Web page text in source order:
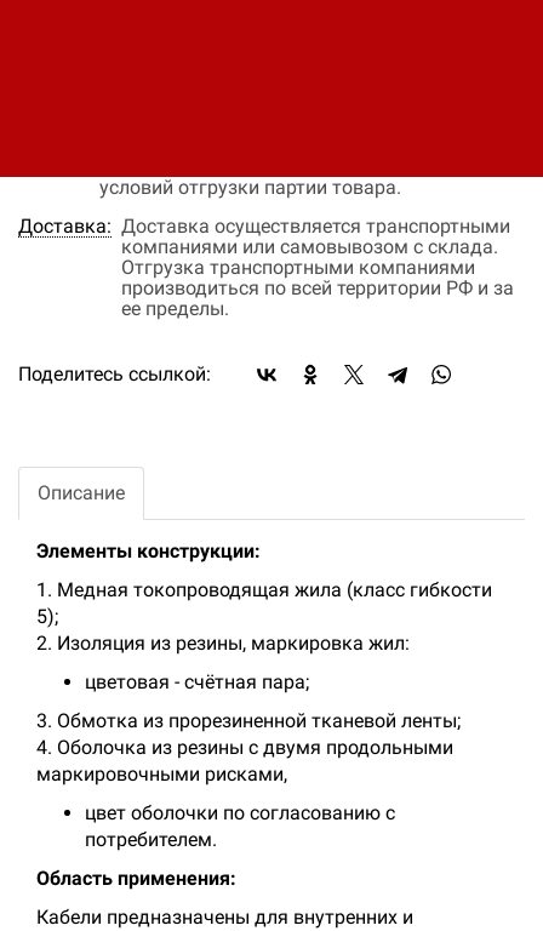
условий отгрузки партии товара.
Доставка: Доставка осуществляется транспортными
компаниями или самовывозом с склада.
Отгрузка транспортными компаниями
производиться по всей территории РФ и за
ее пределы.
Поделитесь ссылкой:
Описание
Элементы конструкции:
1. Медная токопроводящая жила (класс гибкости
5);
2. Изоляция из резины, маркировка жил:
цветовая - счётная пара;
3. Обмотка из прорезиненной тканевой ленты;
4. Оболочка из резины с двумя продольными
маркировочными рисками,
цвет оболочки по согласованию с
потребителем.
Область применения:
Кабели предназначены для внутренних и